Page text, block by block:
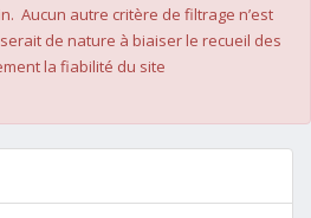
Aucun autre critère de filtrage n’est
de nature à biaiser le recueil des
la fiabilité du site